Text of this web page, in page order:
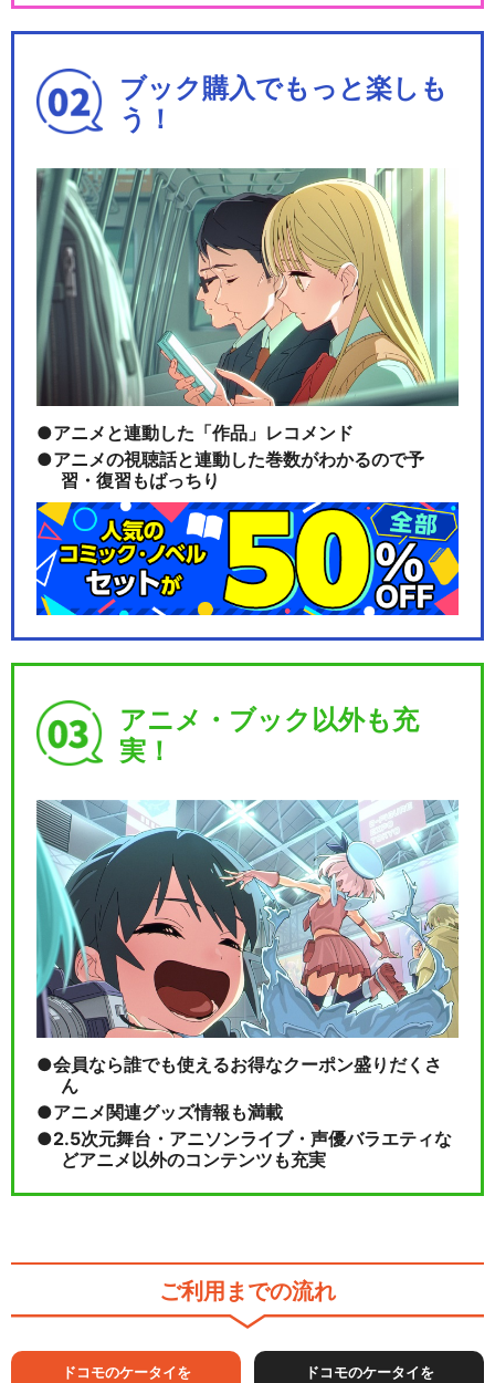
ブック購入でもっと楽しも
う！
アニメと連動した「作品」レコメンド
アニメの視聴話と連動した巻数がわかるので予
習・復習もばっちり
アニメ・ブック以外も充
実！
会員なら誰でも使えるお得なクーポン盛りだくさ
ん
アニメ関連グッズ情報も満載
2.5次元舞台・アニソンライブ・声優バラエティな
どアニメ以外のコンテンツも充実
ご利用までの流れ
ドコモのケータイを
ドコモのケータイを